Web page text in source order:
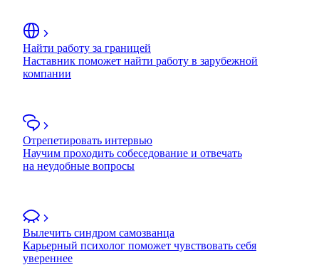
Найти работу за границей
Наставник поможет найти работу в зарубежной
компании
Отрепетировать интервью
Научим проходить собеседование и отвечать
на неудобные вопросы
Вылечить синдром самозванца
Карьерный психолог поможет чувствовать себя
увереннее